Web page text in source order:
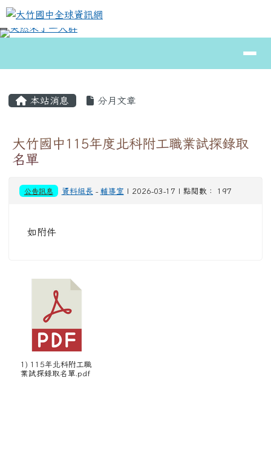
跳至主內容區
大竹國中全球資訊網
⏸
本站消息 分月文章
大竹國中115年度北科附工職業試探錄取
名單
公告訊息 資料組長 - 輔導室 | 2026-03-17 | 點閱數： 197
如附件
1) 115年北科附工職
業試探錄取名單.pdf